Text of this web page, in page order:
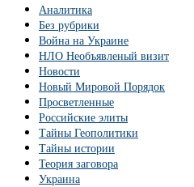
Аналитика
Без рубрики
Война на Украине
НЛО Необъявленый визит
Новости
Новый Мировой Порядок
Просветленные
Российские элиты
Тайны Геополитики
Тайны истории
Теория заговора
Украина